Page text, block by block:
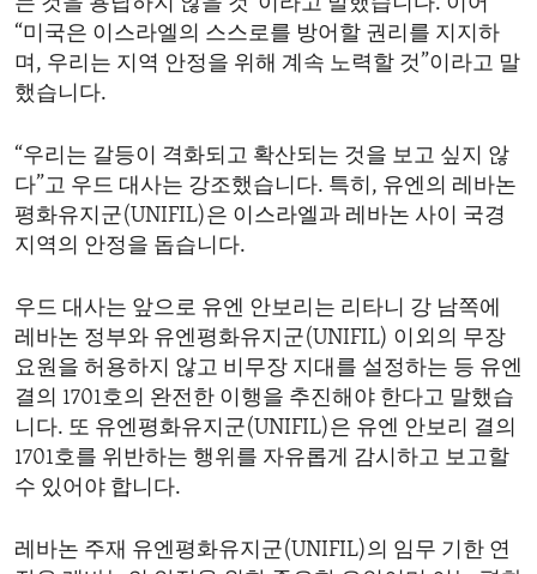
“미국은 이스라엘의 스스로를 방어할 권리를 지지하
며, 우리는 지역 안정을 위해 계속 노력할 것”이라고 말
했습니다.
“우리는 갈등이 격화되고 확산되는 것을 보고 싶지 않
다”고 우드 대사는 강조했습니다. 특히, 유엔의 레바논
평화유지군(UNIFIL)은 이스라엘과 레바논 사이 국경
지역의 안정을 돕습니다.
우드 대사는 앞으로 유엔 안보리는 리타니 강 남쪽에
레바논 정부와 유엔평화유지군(UNIFIL) 이외의 무장
요원을 허용하지 않고 비무장 지대를 설정하는 등 유엔
결의 1701호의 완전한 이행을 추진해야 한다고 말했습
니다. 또 유엔평화유지군(UNIFIL)은 유엔 안보리 결의
1701호를 위반하는 행위를 자유롭게 감시하고 보고할
수 있어야 합니다.
레바논 주재 유엔평화유지군(UNIFIL)의 임무 기한 연